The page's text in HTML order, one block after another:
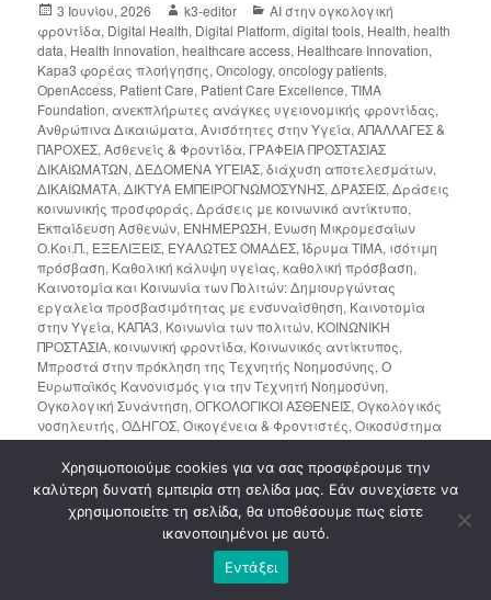
3 Ιουνίου, 2026 k3-editor
AI στην ογκολογική
φροντίδα, Digital Health, Digital Platform,digital tools, Health,health
data, Health Innovation,healthcare access, Healthcare Innovation,
Kapa3 φορέας πλοήγησης,Oncology,oncology patients,
OpenAccess, Patient Care, Patient Care Excellence,TIMA
Foundation, ανεκπλήρωτες ανάγκες υγειονομικής φροντίδας,
Ανθρώπινα Δικαιώματα,Ανισότητες στην Υγεία,ΑΠΑΛΛΑΓΕΣ &
ΠΑΡΟΧΕΣ,Ασθενείς & Φροντίδα, ΓΡΑΦΕΙΑ ΠΡΟΣΤΑΣΙΑΣ
ΔΙΚΑΙΩΜΑΤΩΝ,ΔΕΔΟΜΕΝΑ ΥΓΕΙΑΣ,διάχυση αποτελεσμάτων,
ΔΙΚΑΙΩΜΑΤΑ,ΔΙΚΤΥΑ ΕΜΠΕΙΡΟΓΝΩΜΟΣΥΝΗΣ,ΔΡΑΣΕΙΣ,Δράσεις
κοινωνικής προσφοράς,Δράσεις με κοινωνικό αντίκτυπο,
Εκπαίδευση Ασθενών, ΕΝΗΜΕΡΩΣΗ, Ένωση Μικρομεσαίων
Ο.Κοι.Π., ΕΞΕΛΙΞΕΙΣ, ΕΥΑΛΩΤΕΣ ΟΜΑΔΕΣ,Ίδρυμα ΤΙΜΑ, ισότιμη
πρόσβαση, Καθολική κάλυψη υγείας,καθολική πρόσβαση,
Καινοτομία και Κοινωνία των Πολιτών: Δημιουργώντας
εργαλεία προσβασιμότητας με ενσυναίσθηση, Καινοτομία
στην Υγεία, ΚΑΠΑ3, Κοινωνία των πολιτών, ΚΟΙΝΩΝΙΚΗ
ΠΡΟΣΤΑΣΙΑ,κοινωνική φροντίδα, Κοινωνικός αντίκτυπος,
Μπροστά στην πρόκληση της Τεχνητής Νοημοσύνης,Ο
Ευρωπαϊκός Κανονισμός για την Τεχνητή Νοημοσύνη,
Ογκολογική Συνάντηση,ΟΓΚΟΛΟΓΙΚΟΙ ΑΣΘΕΝΕΙΣ,Ογκολογικός
νοσηλευτής,ΟΔΗΓΟΣ,Οικογένεια & Φροντιστές,Οικοσύστημα
υγείας,Ολιστική Ογκολογική Φροντίδα,Ολιστική Φροντίδα,
ΠΛΗΡΟΦΟΡΗΣΗ,ΠΛΗΡΟΦΟΡΙΕΣ,Πλοηγός Υγείας "Μυρτώ",
ΠΟΙΟΤΗΤΑ ΣΤΗΝ ΟΓΚΟΛΟΓΙΚΗ ΦΡΟΝΤΙΔΑ ,ΠΡΟΓΡΑΜΜΑ
ΥΠΟΣΤΗΡΙΞΗΣ
Πρόσβαση ασθενών
Πρόσβαση σε Υπηρεσίες
Υγείας ,πρόσβαση στη φροντίδα Πρόσβαση στην πληροφορία
πρόσβαση στην υγεία,Προσβασιμότητα,ΣΤΑΤΙΣΤΙΚΑ
Τεχνητή Νοημοσύνη
ΤΙΜΑ ΚΟΙΝΩΦΕΛΕΣ ΙΔΡΥΜΑ
Χρησιμοποιούμε cookies για να σας προσφέρουμε την
καλύτερη δυνατή εμπειρία στη σελίδα μας. Εάν συνεχίσετε να
χρησιμοποιείτε τη σελίδα, θα υποθέσουμε πως είστε
ικανοποιημένοι με αυτό.
Εντάξει